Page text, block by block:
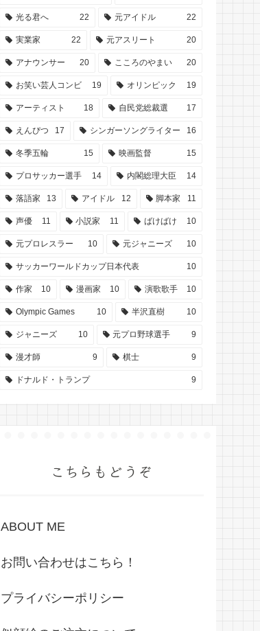
光る君へ 22 元アイドル 22
実業家 22 元アスリート 20
アナウンサー 20 こころのやまい 20
お笑い芸人コンビ 19 オリンピック 19
アーティスト 18 自民党総裁選 17
えんぴつ 17 シンガーソングライター 16
冬季五輪 15 映画監督 15
プロサッカー選手 14 内閣総理大臣 14
落語家 13 アイドル 12 脚本家 11
声優 11 小説家 11 ばけばけ 10
元プロレスラー 10 元ジャニーズ 10
サッカーワールドカップ日本代表 10
作家 10 漫画家 10 演歌歌手 10
Olympic Games 10 半沢直樹 10
ジャニーズ 10 元プロ野球選手 9
漫才師 9 棋士 9
ドナルド・トランプ 9
こちらもどうぞ
ABOUT ME
お問い合わせはこちら！
プライバシーポリシー